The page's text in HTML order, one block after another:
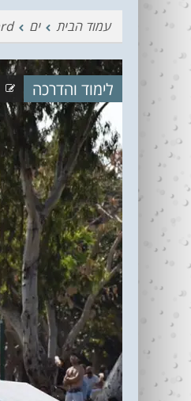
עמוד הבית ים
לימוד והדרכה
עדי כהן ז"ל (1987-
2006)